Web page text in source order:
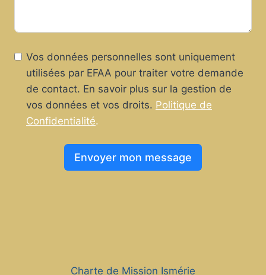
Vos données personnelles sont uniquement
utilisées par EFAA pour traiter votre demande
de contact. En savoir plus sur la gestion de
vos données et vos droits. Politique de
Confidentialité.
Envoyer mon message
Charte de Mission Ismérie